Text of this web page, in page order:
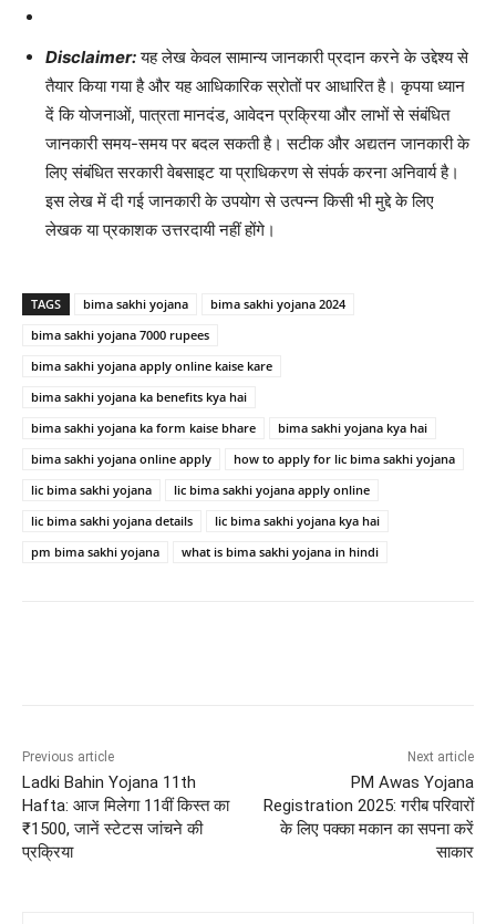
Disclaimer:यह लेख केवल सामान्य जानकारी प्रदान करने के उद्देश्य से
तैयार किया गया है और यह आधिकारिक स्रोतों पर आधारित है। कृपया ध्यान
दें कि योजनाओं, पात्रता मानदंड, आवेदन प्रक्रिया और लाभों से संबंधित
जानकारी समय-समय पर बदल सकती है। सटीक और अद्यतन जानकारी के
लिए संबंधित सरकारी वेबसाइट या प्राधिकरण से संपर्क करना अनिवार्य है।
इस लेख में दी गई जानकारी के उपयोग से उत्पन्न किसी भी मुद्दे के लिए
लेखक या प्रकाशक उत्तरदायी नहीं होंगे।
TAGS bima sakhi yojana
bima sakhi yojana 2024
bima sakhi yojana 7000 rupees
bima sakhi yojana apply online kaise kare
bima sakhi yojana ka benefits kya hai
bima sakhi yojana ka form kaise bhare
bima sakhi yojana kya hai
bima sakhi yojana online apply
how to apply for lic bima sakhi yojana
lic bima sakhi yojana
lic bima sakhi yojana apply online
lic bima sakhi yojana details
lic bima sakhi yojana kya hai
pm bima sakhi yojana
what is bima sakhi yojana in hindi
Previous article
Ladki Bahin Yojana 11th
Hafta: आज मिलेगा 11वीं किस्त का
₹1500, जानें स्टेटस जांचने की
प्रक्रिया
Next article
PM Awas Yojana
Registration 2025: गरीब परिवारों
के लिए पक्का मकान का सपना करें
साकार